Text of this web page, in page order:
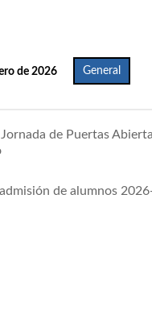
de 2026 General
de Puertas
de alumnos